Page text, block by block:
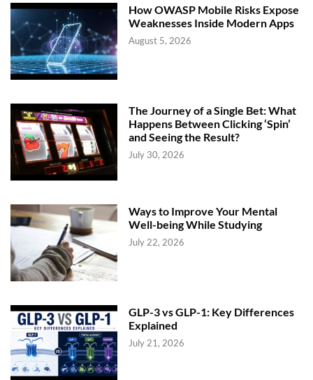
How OWASP Mobile Risks Expose
Weaknesses Inside Modern Apps
August 5, 2026
The Journey of a Single Bet: What
Happens Between Clicking ‘Spin’
and Seeing the Result?
July 30, 2026
Ways to Improve Your Mental
Well-being While Studying
July 22, 2026
GLP-3 vs GLP-1: Key Differences
Explained
July 21, 2026